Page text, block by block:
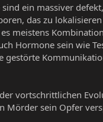
sind ein massiver
das zu
meistens
Hormone sein wie
gestörte
vortschrittlichen
Mörder sein Opfer